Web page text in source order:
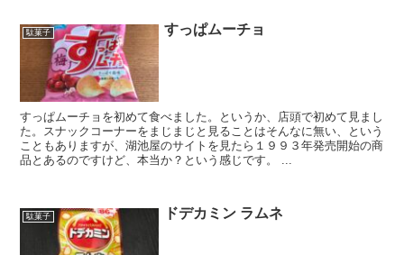
駄菓子 すっぱムーチョ
すっぱムーチョを初めて食べました。というか、店頭で初めて見まし
た。スナックコーナーをまじまじと見ることはそんなに無い、という
こともありますが、湖池屋のサイトを見たら１９９３年発売開始の商
品とあるのですけど、本当か？という感じです。 ...
駄菓子 ドデカミン ラムネ